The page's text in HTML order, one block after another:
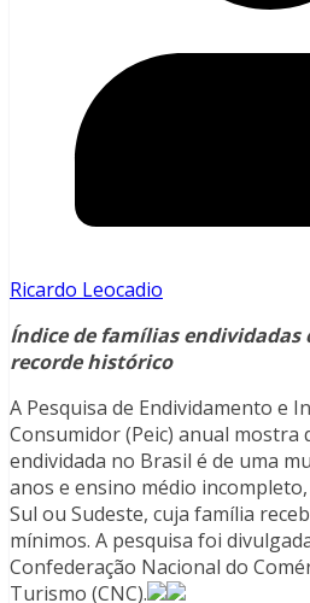
Ricardo Leocadio
Índice de famílias endividadas
recorde histórico
A Pesquisa de Endividamento e
Consumidor (Peic) anual mostra
endividada no Brasil é de uma
anos e ensino médio
Sul ou Sudeste, cuja família
mínimos. A pesquisa foi
Confederação Nacional do
Turismo (CNC).